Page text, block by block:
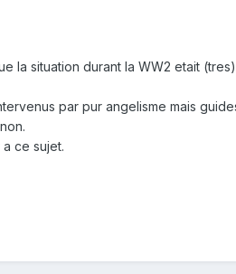
la situation durant la WW2 etait
par pur angelisme mais
ce sujet.